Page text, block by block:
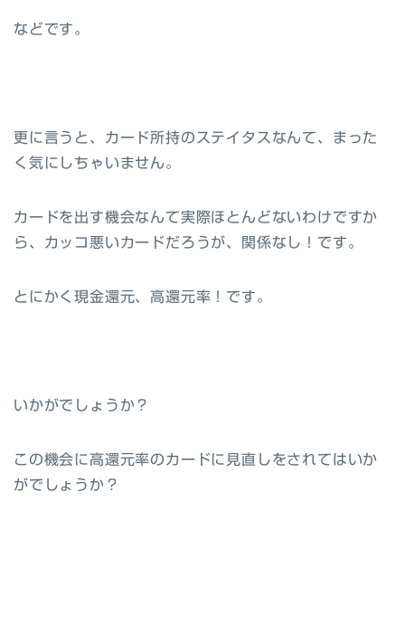
などです。
更に言うと、カード所持のステイタスなんて、まった
く気にしちゃいません。
カードを出す機会なんて実際ほとんどないわけですか
ら、カッコ悪いカードだろうが、関係なし！です。
とにかく現金還元、高還元率！です。
いかがでしょうか？
この機会に高還元率のカードに見直しをされてはいか
がでしょうか？